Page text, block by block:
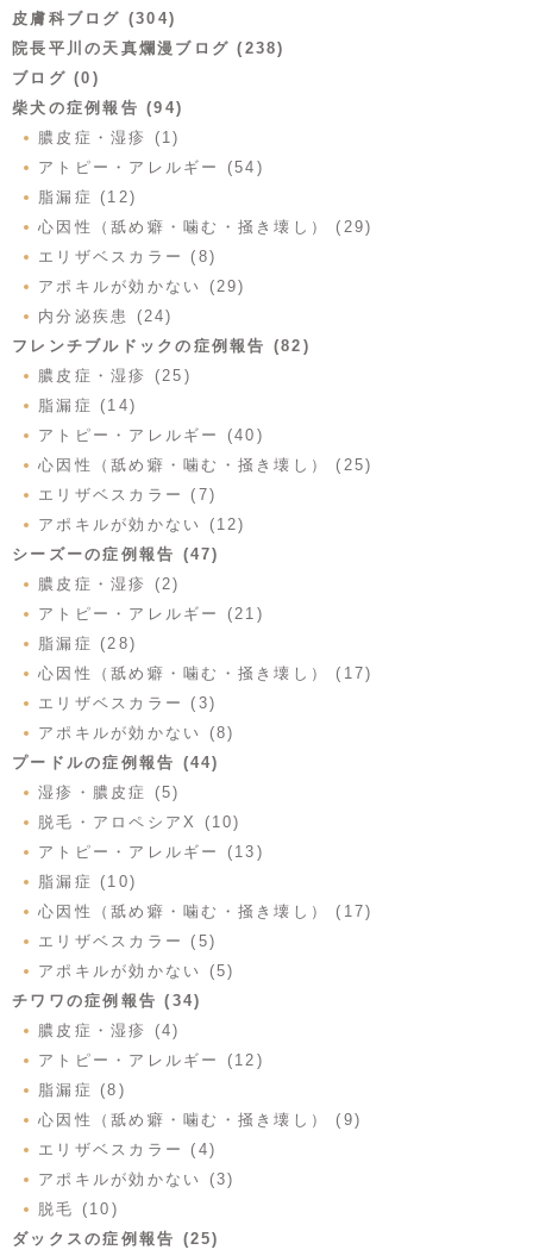
皮膚科ブログ (304)
院長平川の天真爛漫ブログ (238)
ブログ (0)
柴犬の症例報告 (94)
膿皮症・湿疹 (1)
アトピー・アレルギー (54)
脂漏症 (12)
心因性（舐め癖・噛む・掻き壊し） (29)
エリザベスカラー (8)
アポキルが効かない (29)
内分泌疾患 (24)
フレンチブルドックの症例報告 (82)
膿皮症・湿疹 (25)
脂漏症 (14)
アトピー・アレルギー (40)
心因性（舐め癖・噛む・掻き壊し） (25)
エリザベスカラー (7)
アポキルが効かない (12)
シーズーの症例報告 (47)
膿皮症・湿疹 (2)
アトピー・アレルギー (21)
脂漏症 (28)
心因性（舐め癖・噛む・掻き壊し） (17)
エリザベスカラー (3)
アポキルが効かない (8)
プードルの症例報告 (44)
湿疹・膿皮症 (5)
脱毛・アロペシアX (10)
アトピー・アレルギー (13)
脂漏症 (10)
心因性（舐め癖・噛む・掻き壊し） (17)
エリザベスカラー (5)
アポキルが効かない (5)
チワワの症例報告 (34)
膿皮症・湿疹 (4)
アトピー・アレルギー (12)
脂漏症 (8)
心因性（舐め癖・噛む・掻き壊し） (9)
エリザベスカラー (4)
アポキルが効かない (3)
脱毛 (10)
ダックスの症例報告 (25)